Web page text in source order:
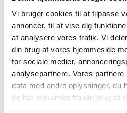
Vi bruger cookies til at tilpasse
annoncer, til at vise dig
at analysere vores trafik. Vi
din brug af vores hjemmeside
for sociale medier,
analysepartnere. Vores
data med andre oplysninger, du
de har indsamlet fra din brug af
Relaterede produkter